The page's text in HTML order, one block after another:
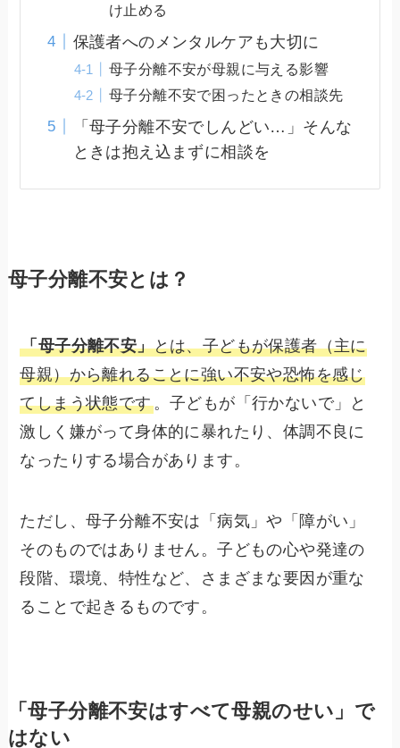
け止める
保護者へのメンタルケアも大切に
母子分離不安が母親に与える影響
母子分離不安で困ったときの相談先
「母子分離不安でしんどい…」そんな
ときは抱え込まずに相談を
母子分離不安とは？
「母子分離不安」とは、子どもが保護者（主に
母親）から離れることに強い不安や恐怖を感じ
てしまう状態です。子どもが「行かないで」と
激しく嫌がって身体的に暴れたり、体調不良に
なったりする場合があります。
ただし、母子分離不安は「病気」や「障がい」
そのものではありません。子どもの心や発達の
段階、環境、特性など、さまざまな要因が重な
ることで起きるものです。
「母子分離不安はすべて母親のせい」で
はない